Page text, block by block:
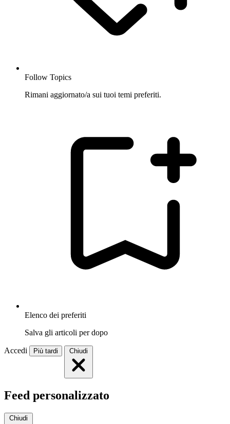
Follow Topics
Rimani aggiornato/a sui tuoi temi preferiti.
Elenco dei preferiti
Salva gli articoli per dopo
Accedi Più tardi Chiudi
Feed personalizzato
Chiudi